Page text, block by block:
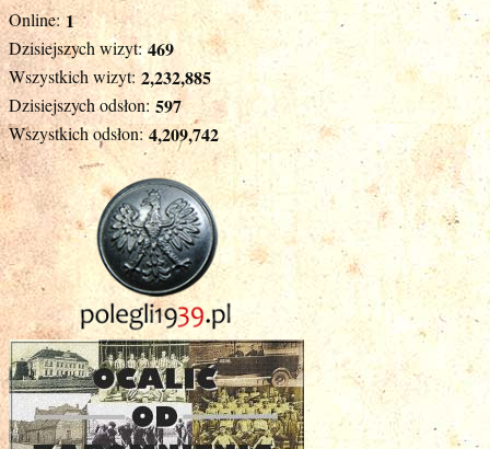
Online: 1
Dzisiejszych wizyt: 469
Wszystkich wizyt: 2,232,885
Dzisiejszych odsłon: 597
Wszystkich odsłon: 4,209,742